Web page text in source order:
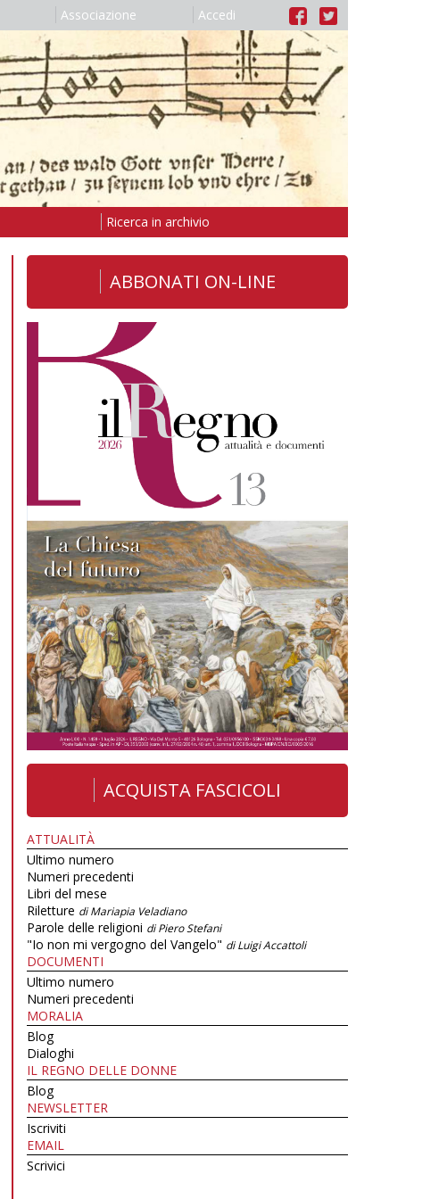
Associazione Accedi
Ricerca in archivio
ABBONATI ON-LINE
ACQUISTA FASCICOLI
ATTUALITÀ
Ultimo numero
Numeri precedenti
Libri del mese
Riletture di Mariapia Veladiano
Parole delle religioni di Piero Stefani
"Io non mi vergogno del Vangelo" di Luigi Accattoli
DOCUMENTI
Ultimo numero
Numeri precedenti
MORALIA
Blog
Dialoghi
IL REGNO DELLE DONNE
Blog
NEWSLETTER
Iscriviti
EMAIL
Scrivici